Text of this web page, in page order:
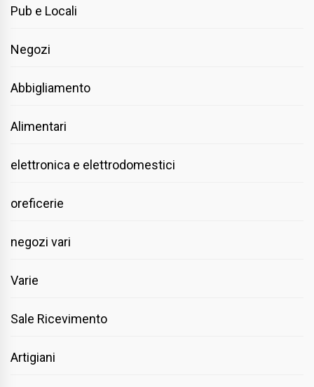
Pub e Locali
Negozi
Abbigliamento
Alimentari
elettronica e elettrodomestici
oreficerie
negozi vari
Varie
Sale Ricevimento
Artigiani